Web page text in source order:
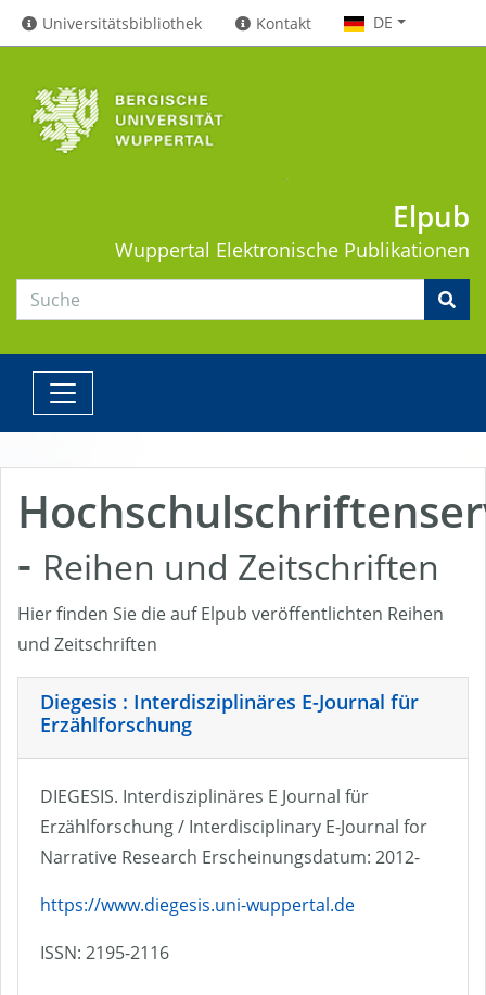
Universitätsbibliothek Kontakt DE
Elpub
Wuppertal Elektronische Publikationen
- Reihen und Zeitschriften
Hier finden Sie die auf Elpub veröffentlichten Reihen
und Zeitschriften
Diegesis : Interdisziplinäres E-Journal für
Erzählforschung
DIEGESIS. Interdisziplinäres E Journal für
Erzählforschung / Interdisciplinary E-Journal for
Narrative Research Erscheinungsdatum: 2012-
https://www.diegesis.uni-wuppertal.de
ISSN: 2195-2116